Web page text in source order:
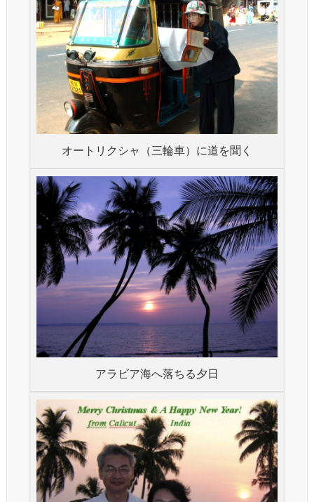
オートリクシャ（三輪車）に道を聞く
アラビア海へ落ちる夕日